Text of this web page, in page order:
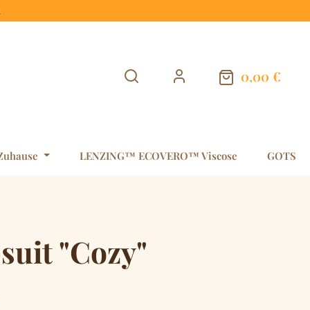
0,00 €
Warenkorb
LENZING™ ECOVERO™ Viscose GOTS
"Cozy"